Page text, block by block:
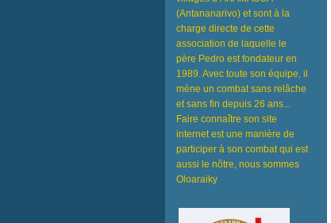
(Antananarivo) et sont à la
charge directe de cette
association de laquelle le
père Pedro est fondateur en
1989. Avec toute son équipe, il
mène un combat sans relâche
et sans fin depuis 26 ans...
Faire connaître son site
internet est une manière de
participer à son combat qui est
aussi le nôtre, nous sommes
Oloaraiky